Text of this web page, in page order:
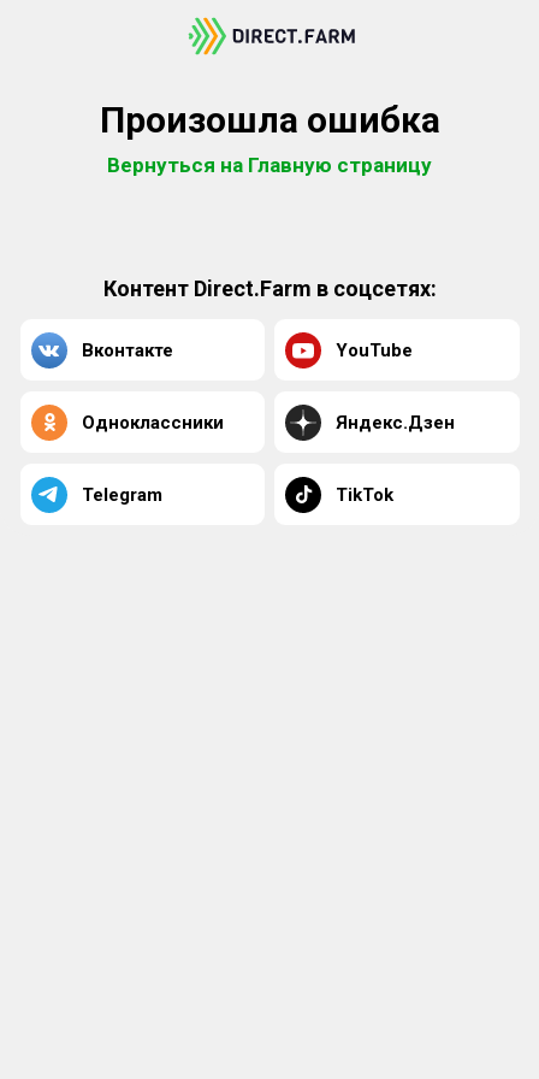
Произошла ошибка
Вернуться на Главную страницу
Контент Direct.Farm в соцсетях:
Вконтакте YouTube
Одноклассники Яндекс.Дзен
Telegram TikTok